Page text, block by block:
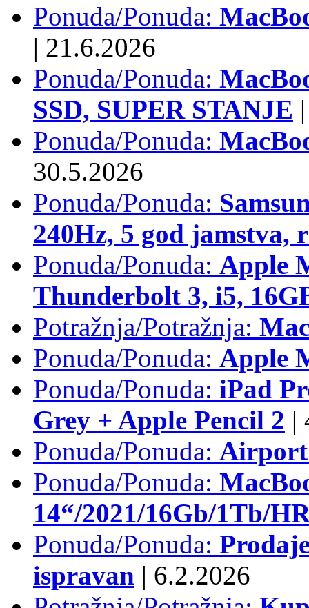
Ponuda/Ponuda:
| 21.6.2026
Ponuda/Ponuda:
SSD, SUPER STANJE |
Ponuda/Ponuda:
30.5.2026
Ponuda/Ponuda:
240Hz, 5 god jamstva,
Ponuda/Ponuda: Apple
Thunderbolt 3, i5,
Potražnja/Potražnja:
Ponuda/Ponuda: Apple
Ponuda/Ponuda: iPad
Grey + Apple Pencil 2 |
Ponuda/Ponuda: Airport
Ponuda/Ponuda:
14“/2021/16Gb/1Tb/
Ponuda/Ponuda:
ispravan | 6.2.2026